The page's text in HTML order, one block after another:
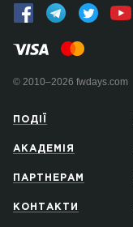
© 2010–2026 fwdays.com
ПОДІЇ
АКАДЕМІЯ
ПАРТНЕРАМ
КОНТАКТИ